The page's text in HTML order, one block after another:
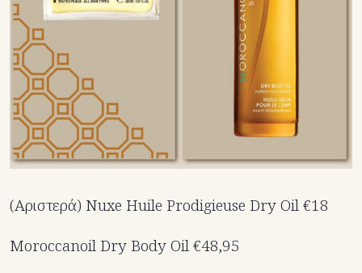
(Αριστερά) Nuxe Huile Prodigieuse Dry Oil €18
Moroccanoil Dry Body Oil €48,95